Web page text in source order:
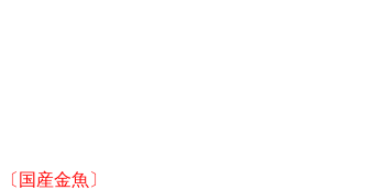
〔国産金魚〕